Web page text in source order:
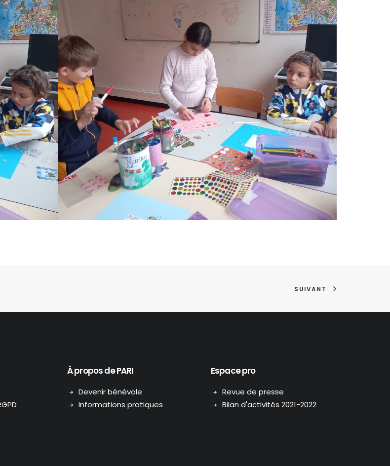
SUIVANT
À propos de PARI
Devenir bénévole
Informations pratiques
Espace pro
Revue de presse
Bilan d'activités 2021-2022